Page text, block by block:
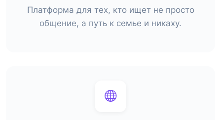
Платформа для тех, кто ищет не просто
общение, а путь к семье и никаху.